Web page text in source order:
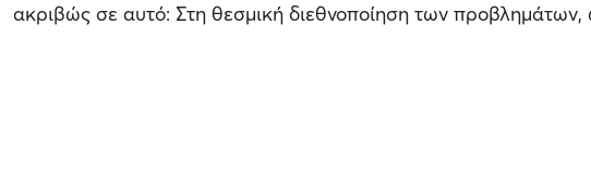
ακριβώς σε αυτό: Στη θεσμική διεθνοποίηση των προβλημάτων,